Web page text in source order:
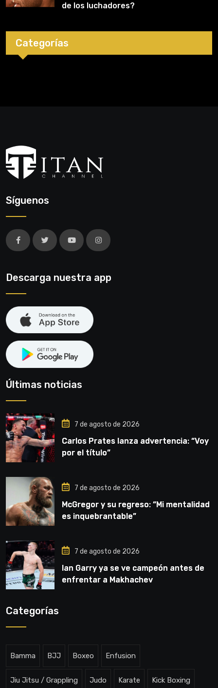
de los luchadores?
Categorías
Síguenos
Descarga nuestra app
Últimas noticias
7 de agosto de 2026
Carlos Prates lanza advertencia: “Voy
por el título”
7 de agosto de 2026
McGregor y su regreso: “Mi mentalidad
es inquebrantable”
7 de agosto de 2026
Ian Garry ya se ve campeón antes de
enfrentar a Makhachev
Categorías
Bamma BJJ Boxeo Enfusion
Jiu Jitsu / Grappling Judo Karate Kick Boxing